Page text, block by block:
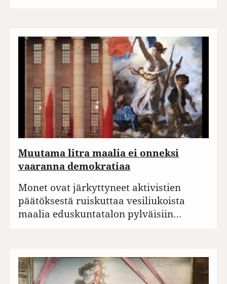
Muutama litra maalia ei onneksi
vaaranna demokratiaa
Monet ovat järkyttyneet aktivistien
päätöksestä ruiskuttaa vesiliukoista
maalia eduskuntatalon pylväisiin…